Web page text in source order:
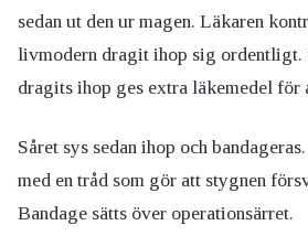
sedan ut den ur magen. Läkaren
livmodern dragit ihop sig ordentligt.
dragits ihop ges extra läkemedel för
Såret sys sedan ihop och
med en tråd som gör att stygnen
Bandage sätts över operationsärret.